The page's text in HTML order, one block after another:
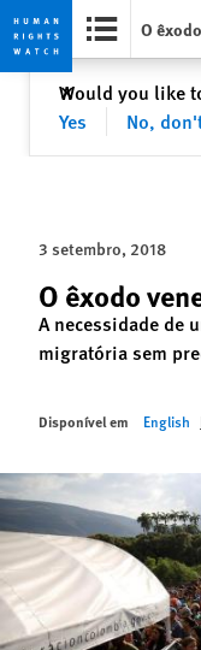
Skip
privacy
Skip
content
Would you like
Yes
No,
✕Fechar
3 setembro, 2018
O êxodo
A necessidade de
migratória sem
Disponível em English